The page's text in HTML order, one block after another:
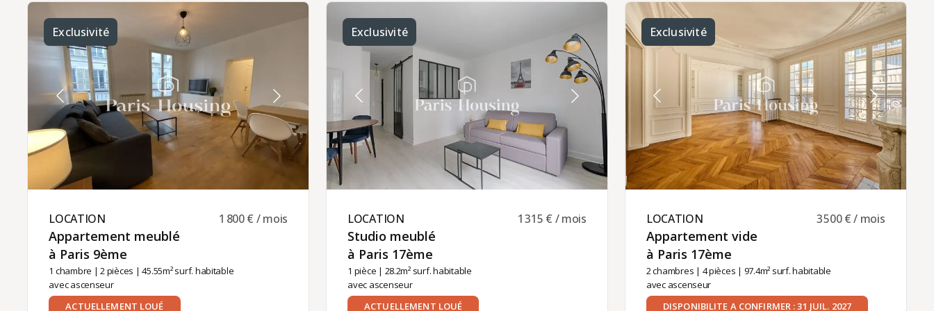
dressing- un séjour double avec salle à manger et
balcon- quatre chambres- une cuisine ouverte sur
la salle à manger avec coin repas- une salle de
bains- trois salles de douche- deux WC séparés
avec lave-mainsMobilier contemporain et
équipements récents.Location meublée
disponible pour un contrat à titre de résidence
principale du locataire, logement de fonction
(pour un bail société) ou résidence secondaire du
locataire (bail code civil).Loyer mensuel : 5230 €
charges comprises, dont 450€ de charges
communes.Chauffage et eau chaude collectif
(Inclus dans les charges).La gestion locative de cet
appartement est assurée par Paris‑Housing,
garantissant un accompagnement professionnel
et fiable tout au long de votre séjour.
rénové.
WC.Chauffage et eau chaude individuels
électriques.Location meublée disponible pour un
contrat à titre de résidence principale ou
résidence secondaire (bail Code civil).Loyer
mensuel : 605 € charges comprises, dont 20 € de
charges communes.La gestion locative de cet
appartement est assurée par Paris‑Housing,
garantissant un accompagnement professionnel
et fiable tout au long de votre séjour.
Exclusivité
LOCATION ​
Appartement meublé
à Paris 9ème ​
1 chambre |2 pièces | 45.55m² surf. habitable
avec ascenseur
1 800 € / mois
ACTUELLEMENT LOUÉ
Exclusivité
LOCATION ​
Studio meublé
à Paris 17ème ​
1 pièce | 28.2m² surf. habitable
avec ascenseur
1 315 € / mois
ACTUELLEMENT LOUÉ
Exclusivité
LOCATION ​
Appartement vide
à Paris 17ème ​
2 chambres | 4 pièces | 97.4m² surf. habitable
avec ascenseur
3 500 € / mois
DISPONIBILITE A CONFIRMER : 31 JUIL. 2027